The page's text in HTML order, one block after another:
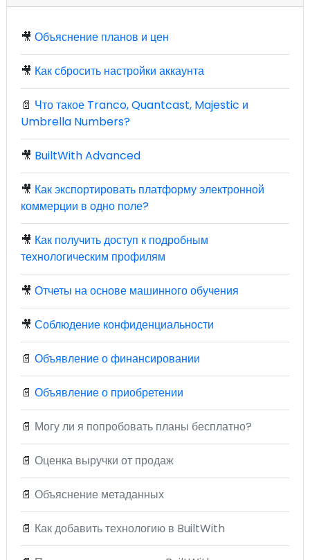
🎥 Объяснение планов и цен
🎥 Как сбросить настройки аккаунта
📄 Что такое Tranco, Quantcast, Majestic и
Umbrella Numbers?
🎥 BuiltWith Advanced
🎥 Как экспортировать платформу электронной
коммерции в одно поле?
🎥 Как получить доступ к подробным
технологическим профилям
🎥 Отчеты на основе машинного обучения
🎥 Соблюдение конфиденциальности
📄 Объявление о финансировании
📄 Объявление о приобретении
📄 Могу ли я попробовать планы бесплатно?
📄 Оценка выручки от продаж
📄 Объяснение метаданных
📄 Как добавить технологию в BuiltWith